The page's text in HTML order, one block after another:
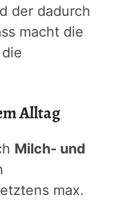
der dadurch
macht die
Alltag
Milch- und
max.